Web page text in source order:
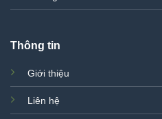
Thông tin
Giới thiệu
Liên hệ